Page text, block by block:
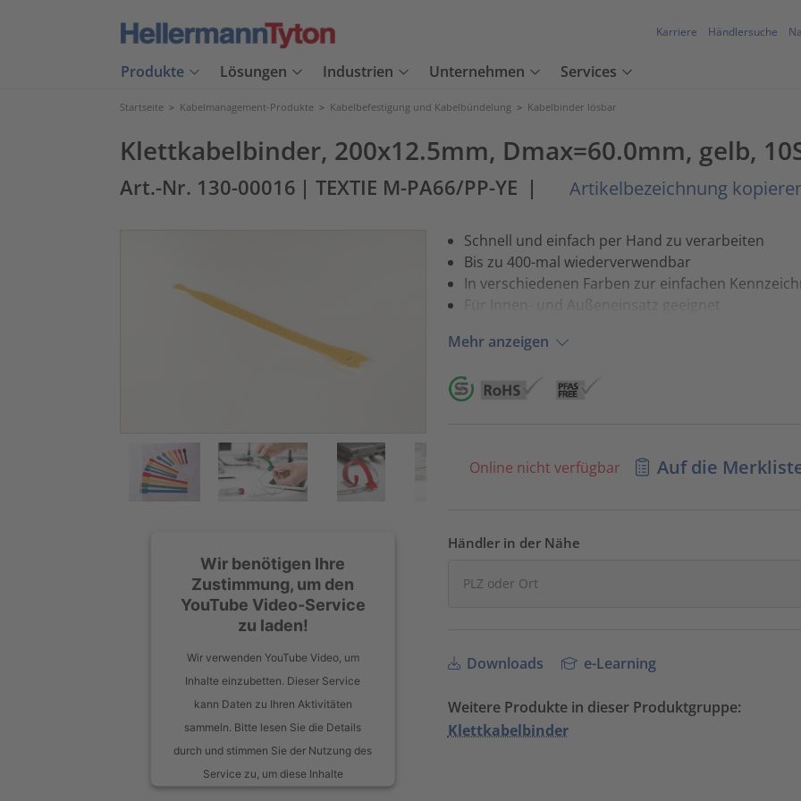
Karriere Händlersuche
Produkte Lösungen Industrien Unternehmen Services
Startseite > Kabelmanagement-Produkte > Kabelbefestigung und Kabelbündelung > Kabelbinder lösbar
Klettkabelbinder, 200x12.5mm, Dmax=60.0mm, gelb,
Art.-Nr. 130-00016 | TEXTIE M-PA66/PP-YE | Artikelbezeichnung
Wir benötigen Ihre
Zustimmung, um den
YouTube Video-Service
zu laden!
Wir verwenden YouTube Video, um
Inhalte einzubetten. Dieser Service
kann Daten zu Ihren Aktivitäten
sammeln. Bitte lesen Sie die Details
durch und stimmen Sie der Nutzung des
Service zu, um diese Inhalte
Schnell und einfach per Hand zu verarbeiten
Bis zu 400-mal wiederverwendbar
In verschiedenen Farben zur einfachen
Für Innen- und Außeneinsatz geeignet
Mehr anzeigen
Online nicht verfügbar Auf die
Händler in der Nähe
Downloads e-Learning
Weitere Produkte in dieser Produktgruppe:
Klettkabelbinder